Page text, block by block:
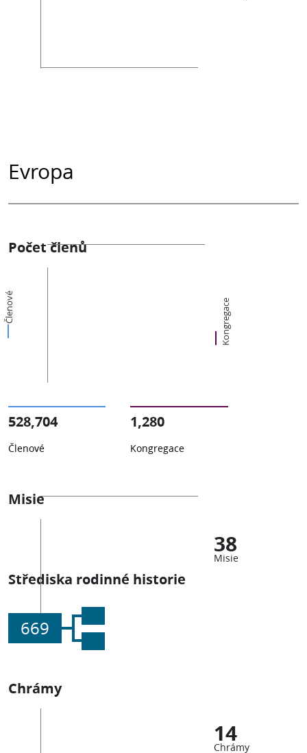
Evropa
Počet členů
Členové Kongregace
528,704
Členové
1,280
Kongregace
Misie
38
Misie
Střediska rodinné historie
669
Chrámy
14
Chrámy